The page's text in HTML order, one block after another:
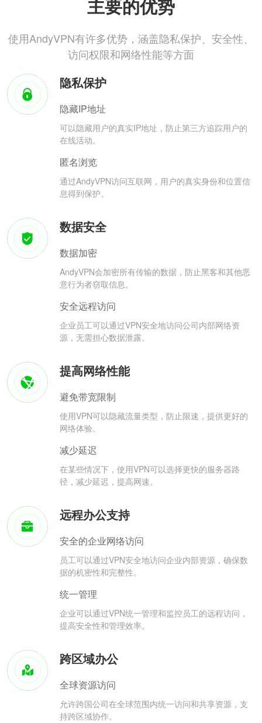
主要的优势
使用AndyVPN有许多优势，涵盖隐私保护、安全性、
访问权限和网络性能等方面
隐私保护
隐藏IP地址
可以隐藏用户的真实IP地址，防止第三方追踪用户的
在线活动。
匿名浏览
通过AndyVPN访问互联网，用户的真实身份和位置信
息得到保护。
数据安全
数据加密
AndyVPN会加密所有传输的数据，防止黑客和其他恶
意行为者窃取信息。
安全远程访问
企业员工可以通过VPN安全地访问公司内部网络资
源，无需担心数据泄露。
提高网络性能
避免带宽限制
使用VPN可以隐藏流量类型，防止限速，提供更好的
网络体验。
减少延迟
在某些情况下，使用VPN可以选择更快的服务器路
径，减少延迟，提高网速。
远程办公支持
安全的企业网络访问
员工可以通过VPN安全地访问企业内部资源，确保数
据的机密性和完整性。
统一管理
企业可以通过VPN统一管理和监控员工的远程访问，
提高安全性和管理效率。
跨区域办公
全球资源访问
允许跨国公司在全球范围内统一访问和共享资源，支
持跨区域协作。